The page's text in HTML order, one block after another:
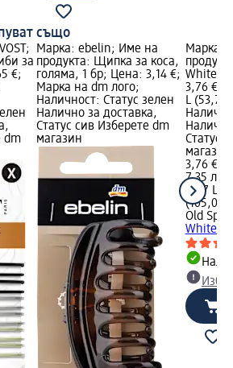
също
за
€;
dm
Марка: ebelin; Име на
продукта: Щипка за коса,
голяма, 1 бр; Цена: 3,14 €;
Марка на dm лого;
Наличност: Статус зелен
Налично за доставка,
Статус сив Изберете dm
магазин
Марка:
3,76 €;
L (53,71
Статус
магазин
3,76 €
7,35 лв.
0,07 L
(105,05
Old